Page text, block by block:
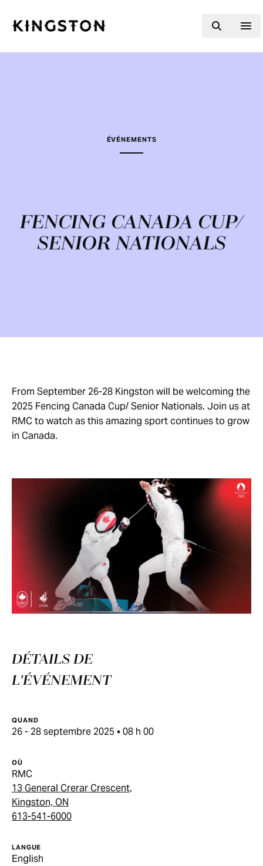
ÉVÉNEMENTS
FENCING CANADA CUP/
SENIOR NATIONALS
From September 26-28 Kingston will be welcoming the
2025 Fencing Canada Cup/ Senior Nationals. Join us at
RMC to watch as this amazing sport continues to grow
in Canada.
DÉTAILS DE
L'ÉVÉNEMENT
QUAND
26 - 28 septembre 2025 • 08 h 00
OÙ
RMC
13 General Crerar Crescent,
Kingston, ON
613-541-6000
LANGUE
English